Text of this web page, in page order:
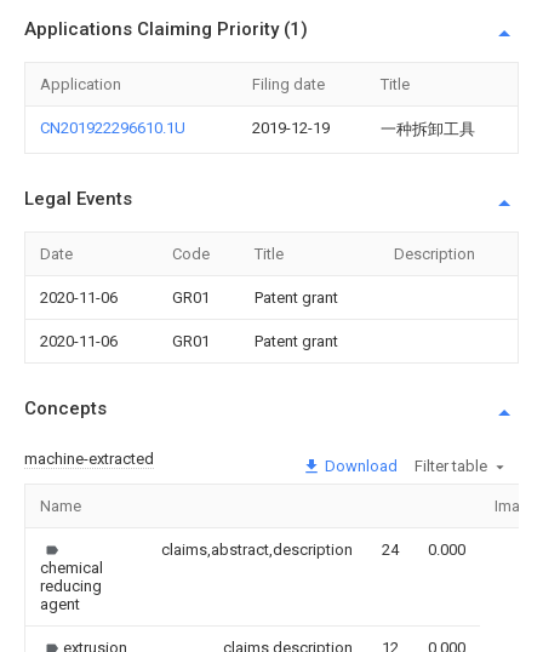
Applications Claiming Priority (1)
Application Filing date Title
CN201922296610.1U 2019-12-19 一种拆卸工具
Legal Events
Date Code Title Description
2020-11-06 GR01 Patent grant
2020-11-06 GR01 Patent grant
Concepts
machine-extracted Download Filter table
Name Image
chemical
reducing
agent
claims,abstract,description 24 0.000
extrusion claims,description 12 0.000